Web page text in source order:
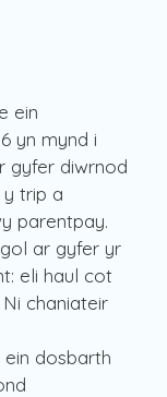
ein
yn mynd i
gyfer diwrnod
trip a
parentpay.
ar gyfer yr
eli haul cot
chaniateir
dosbarth